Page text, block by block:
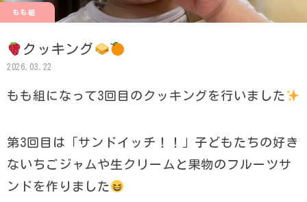
もも組
クッキング
2026.03.22
もも組になって3回目のクッキングを行いました
第3回目は「サンドイッチ！！」子どもたちの好き
ないちごジャムや生クリームと果物のフルーツサ
ンドを作りました